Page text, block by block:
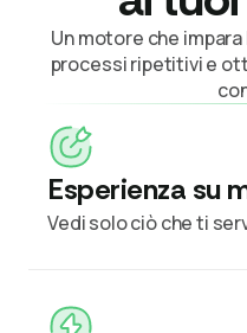
Un motore che
processi ripetitivi e
Esperienza su
Vedi solo ciò che ti